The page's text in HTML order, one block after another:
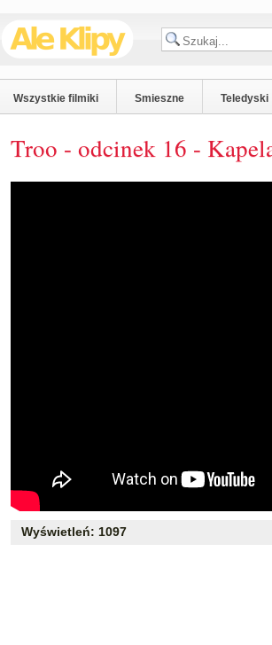
Wszystkie filmiki Smieszne Teledyski
Troo - odcinek 16 -
Wyświetleń: 1097